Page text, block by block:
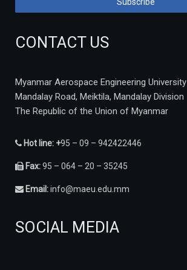
CONTACT US
Myanmar Aerospace Engineering University
Mandalay Road, Meiktila, Mandalay Division
The Republic of the Union of Myanmar
Hot line: +95 – 09 – 942422446
Fax:95 – 064 – 20 – 35245
Email:info@maeu.edu.mm
SOCIAL MEDIA